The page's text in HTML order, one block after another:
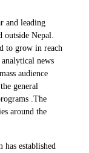
and leading
outside Nepal.
to grow in reach
news
audience
general
.The
around the
established